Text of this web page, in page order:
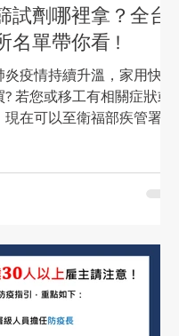
試劑哪裡拿？全台
名單帶你看 !
炎疫情持續升溫，家用快篩
若您或移工有相關症狀或
在可以至衛福部疾管署公
結果為陽性，請立即通報相